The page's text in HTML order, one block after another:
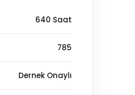
640 Saat
785
Dernek Onaylı